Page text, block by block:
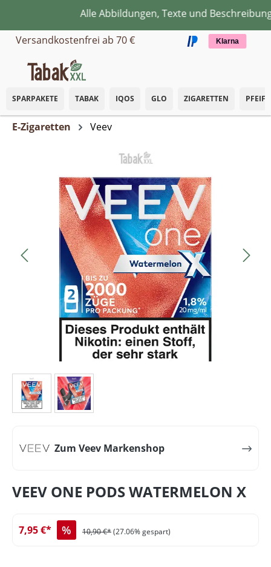
Zum Hauptinhalt springenAlle Abbildungen, Texte und
Versandkostenfrei ab 70 €
Klarna
SPARPAKETE TABAK IQOS GLO ZIGARETTEN
E-Zigaretten Veev
Zum Veev Markenshop
VEEV ONE PODS WATERMELON X
7,95 €* % 10,90 €*(27.06% gespart)